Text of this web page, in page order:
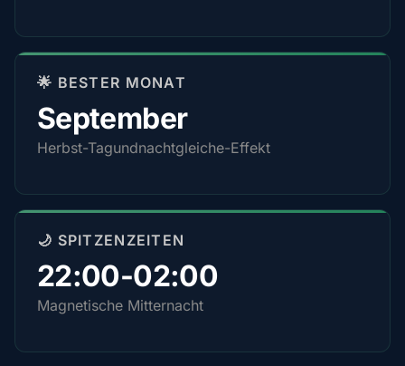
🌟 BESTER MONAT
September
Herbst-Tagundnachtgleiche-Effekt
🌙 SPITZENZEITEN
22:00-02:00
Magnetische Mitternacht